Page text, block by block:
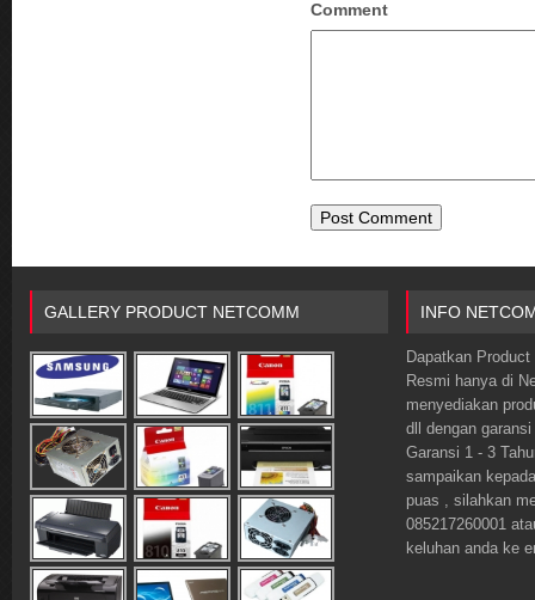
Comment
GALLERY PRODUCT NETCOMM INFO
Dapatkan
Resmi hanya di
menyediakan
dll dengan
Garansi 1 - 3
sampaikan
puas , silahkan
085217260001
keluhan anda ke